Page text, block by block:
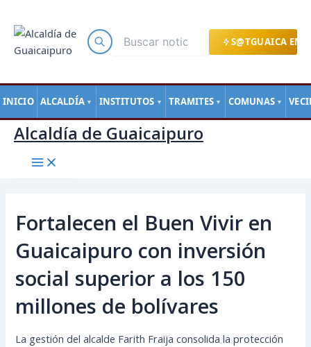
S@TGUAICA EN
INICIO ALCALDÍA ▼ INSTITUTOS ▼ TRAMITES ▼ COMUNAS ▼
contenido
Alcaldía de Guaicaipuro
Fortalecen el Buen Vivir en
Guaicaipuro con inversión
social superior a los 150
millones de bolívares
La gestión del alcalde Farith Fraija consolida la protección
de
entradas